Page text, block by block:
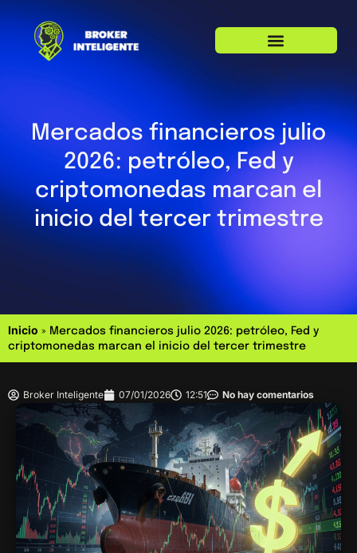
Mercados financieros julio
2026: petróleo, Fed y
criptomonedas marcan el
inicio del tercer trimestre
Inicio » Mercados financieros julio 2026: petróleo, Fed y
criptomonedas marcan el inicio del tercer trimestre
Broker Inteligente 07/01/2026 12:51 No hay comentarios